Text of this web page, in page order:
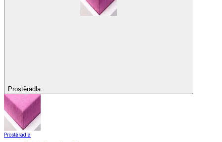
Prostěradla
Prostěradla